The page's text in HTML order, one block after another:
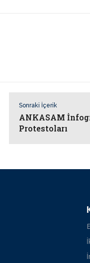
Sonraki İçerik
ANKASAM
Protestoları